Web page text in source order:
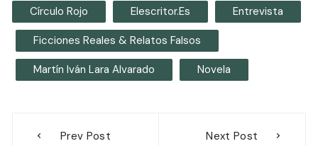
Círculo Rojo Elescritor.es Entrevista
Ficciones Reales & Relatos Falsos
Martín Iván Lara Alvarado Novela
Prev Post Next Post